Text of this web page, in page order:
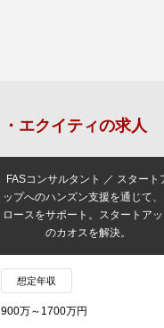
エクイティの求人
FASコンサルタント ／ スタート
ップへのハンズン支援を通じて
ロースをサポート。スタートア
のカオスを解決。
想定年収
900万～1700万円